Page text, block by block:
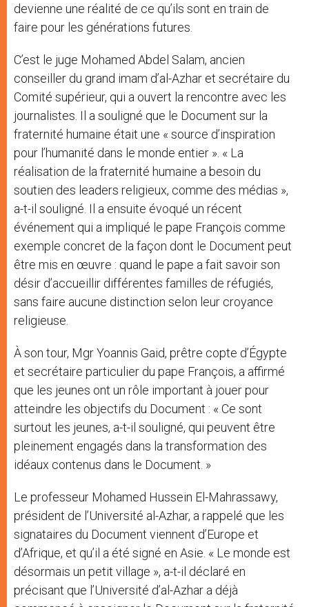
devienne une réalité de ce qu’ils sont en train de
faire pour les générations futures.
C’est le juge Mohamed Abdel Salam, ancien
conseiller du grand imam d’al-Azhar et secrétaire du
Comité supérieur, qui a ouvert la rencontre avec les
journalistes. Il a souligné que le Document sur la
fraternité humaine était une « source d’inspiration
pour l’humanité dans le monde entier ». « La
réalisation de la fraternité humaine a besoin du
soutien des leaders religieux, comme des médias »,
a-t-il souligné. Il a ensuite évoqué un récent
événement qui a impliqué le pape François comme
exemple concret de la façon dont le Document peut
être mis en œuvre : quand le pape a fait savoir son
désir d’accueillir différentes familles de réfugiés,
sans faire aucune distinction selon leur croyance
religieuse.
À son tour, Mgr Yoannis Gaid, prêtre copte d’Égypte
et secrétaire particulier du pape François, a affirmé
que les jeunes ont un rôle important à jouer pour
atteindre les objectifs du Document : « Ce sont
surtout les jeunes, a-t-il souligné, qui peuvent être
pleinement engagés dans la transformation des
idéaux contenus dans le Document. »
Le professeur Mohamed Hussein El-Mahrassawy,
président de l’Université al-Azhar, a rappelé que les
signataires du Document viennent d’Europe et
d’Afrique, et qu’il a été signé en Asie. « Le monde est
désormais un petit village », a-t-il déclaré en
précisant que l’Université d’al-Azhar a déjà